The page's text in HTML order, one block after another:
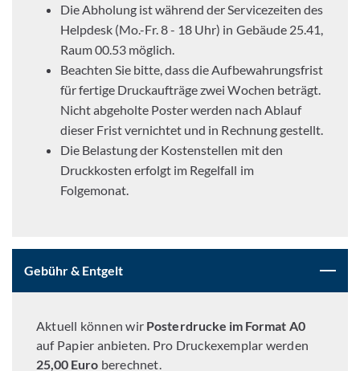
Die Abholung ist während der Servicezeiten des
Helpdesk (Mo.-Fr. 8 - 18 Uhr) in Gebäude 25.41,
Raum 00.53 möglich.
Beachten Sie bitte, dass die Aufbewahrungsfrist
für fertige Druckaufträge zwei Wochen beträgt.
Nicht abgeholte Poster werden nach Ablauf
dieser Frist vernichtet und in Rechnung gestellt.
Die Belastung der Kostenstellen mit den
Druckkosten erfolgt im Regelfall im
Folgemonat.
Gebühr & Entgelt
Aktuell können wir Posterdrucke im Format A0
auf Papier anbieten. Pro Druckexemplar werden
25,00 Euro berechnet.